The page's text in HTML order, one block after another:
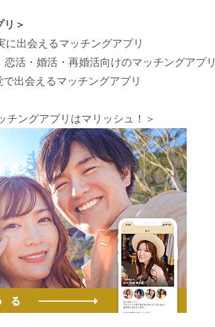
＞
に出会えるマッチングアプリ
恋活・婚活・再婚活向けのマッチングアプリ
出会えるマッチングアプリ
チングアプリはマリッシュ！＞